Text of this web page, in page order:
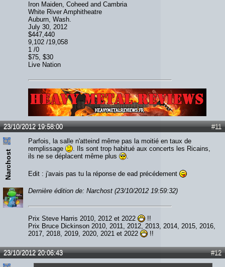
Iron Maiden, Coheed and Cambria
White River Amphitheatre
Auburn, Wash.
July 30, 2012
$447,440
9,102 /19,058
1 /0
$75, $30
Live Nation
Lien :http://heavymetalreviews.fr/
#11
23/10/2012 19:58:00
Narchost
Parfois, la salle n'atteind même pas la moitié en taux de
remplissage
. Ils sont trop habitué aux concerts les Ricains,
ils ne se déplacent même plus
Edit : j'avais pas tu la réponse de ead précédement
Dernière édition de: Narchost (23/10/2012 19:59:32)
Prix Steve Harris 2010, 2012 et 2022
!!
Prix Bruce Dickinson 2010, 2011, 2012, 2013, 2014, 2015, 2016,
2017, 2018, 2019, 2020, 2021 et 2022
!!
#12
23/10/2012 20:06:43